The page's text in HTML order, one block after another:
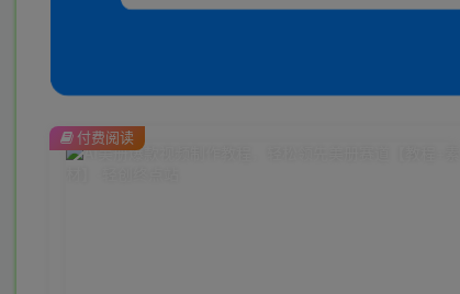
付费阅读